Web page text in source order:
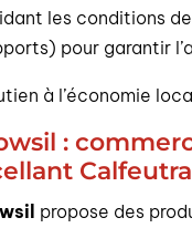
les conditions
pour garantir
à l’économie
:
propose des